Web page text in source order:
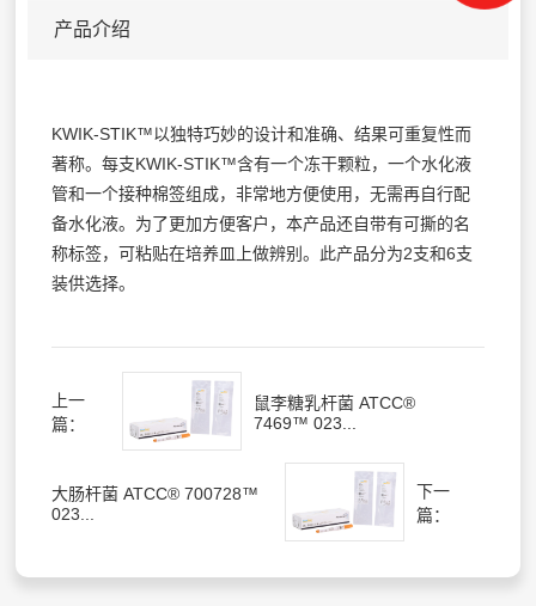
产品介绍
KWIK-STIK™以独特巧妙的设计和准确、结果可重复性而
著称。每支KWIK-STIK™含有一个冻干颗粒，一个水化液
管和一个接种棉签组成，非常地方便使用，无需再自行配
备水化液。为了更加方便客户，本产品还自带有可撕的名
称标签，可粘贴在培养皿上做辨别。此产品分为2支和6支
装供选择。
上一
篇：
鼠李糖乳杆菌 ATCC®
7469™ 023...
大肠杆菌 ATCC® 700728™
023...
下一
篇：